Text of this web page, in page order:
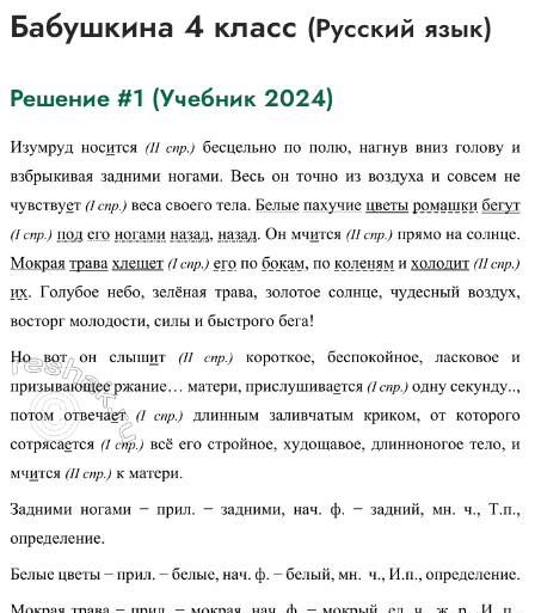
Бабушкина 4 класс (Русский язык)
Решение #1 (Учебник 2024)